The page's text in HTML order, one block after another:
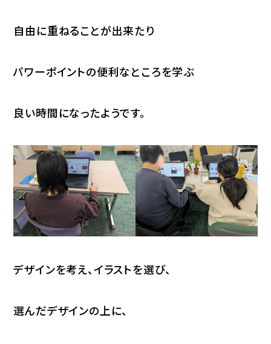
自由に重ねることが出来たり
パワーポイントの便利なところを学ぶ
良い時間になったようです。
デザインを考え、イラストを選び、
選んだデザインの上に、